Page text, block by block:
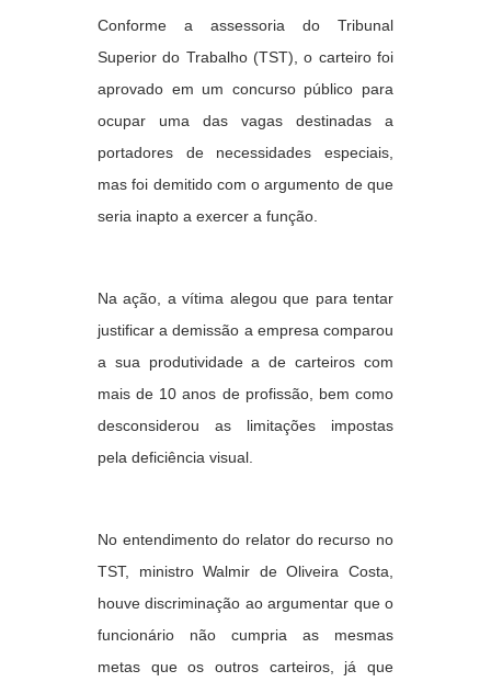
Conforme a assessoria do Tribunal
Superior do Trabalho (TST), o carteiro foi
aprovado em um concurso público para
ocupar uma das vagas destinadas a
portadores de necessidades especiais,
mas foi demitido com o argumento de que
seria inapto a exercer a função.
Na ação, a vítima alegou que para tentar
justificar a demissão a empresa comparou
a sua produtividade a de carteiros com
mais de 10 anos de profissão, bem como
desconsiderou as limitações impostas
pela deficiência visual.
No entendimento do relator do recurso no
TST, ministro Walmir de Oliveira Costa,
houve discriminação ao argumentar que o
funcionário não cumpria as mesmas
metas que os outros carteiros, já que